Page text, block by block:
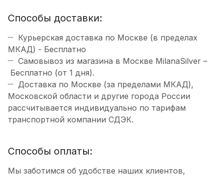
Способы доставки:
Курьерская доставка по Москве (в пределах
МКАД) - Бесплатно
Самовывоз из магазина в Москве MilanaSilver –
Бесплатно (от 1 дня).
Доставка по Москве (за пределами МКАД),
Московской области и другие города России
рассчитывается индивидуально по тарифам
транспортной компании СДЭК.
Способы оплаты:
Мы заботимся об удобстве наших клиентов,